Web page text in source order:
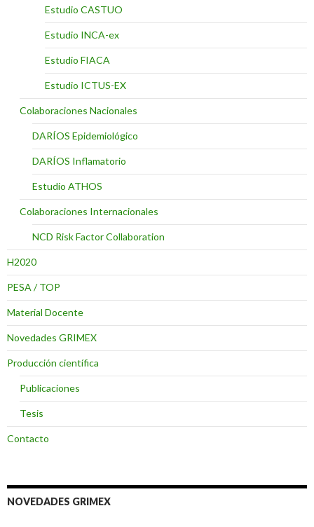
Estudio CASTUO
Estudio INCA-ex
Estudio FIACA
Estudio ICTUS-EX
Colaboraciones Nacionales
DARÍOS Epidemiológico
DARÍOS Inflamatorio
Estudio ATHOS
Colaboraciones Internacionales
NCD Risk Factor Collaboration
H2020
PESA / TOP
Material Docente
Novedades GRIMEX
Producción científica
Publicaciones
Tesis
Contacto
NOVEDADES GRIMEX